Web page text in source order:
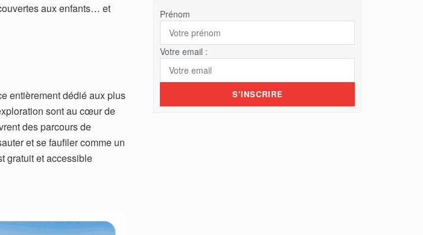
aux enfants… et
entièrement dédié aux plus
sont au cœur de
des parcours de
et se faufiler comme un
gratuit et accessible
Prénom
Votre email :